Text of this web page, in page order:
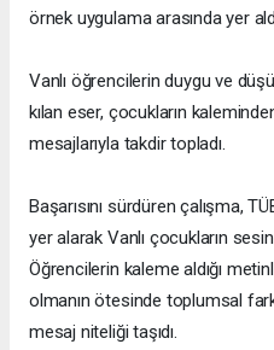
örnek uygulama arasında yer
Vanlı öğrencilerin duygu ve
kılan eser, çocukların
mesajlarıyla takdir topladı.
Başarısını sürdüren çalışma,
yer alarak Vanlı çocukların
Öğrencilerin kaleme aldığı
olmanın ötesinde toplumsal
mesaj niteliği taşıdı.